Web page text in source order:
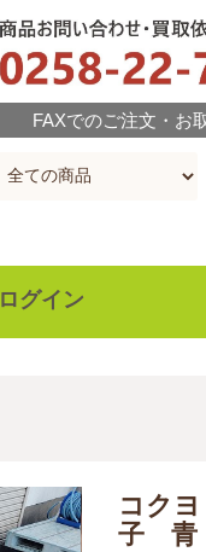
FAXでのご注文・お
ログイン
コク
子 青